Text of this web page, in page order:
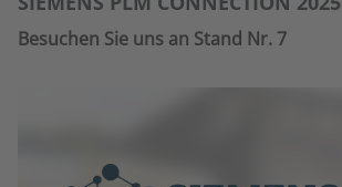
Besuchen Sie uns an Stand Nr. 7